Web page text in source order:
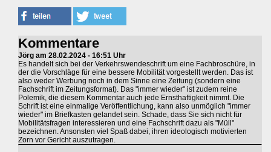
Kommentare
Jörg am 28.02.2024 - 16:51 Uhr
Es handelt sich bei der Verkehrswendeschrift um eine Fachbroschüre, in
der die Vorschläge für eine bessere Mobilität vorgestellt werden. Das ist
also weder Werbung noch in dem Sinne eine Zeitung (sondern eine
Fachschrift im Zeitungsformat). Das "immer wieder" ist zudem reine
Polemik, die diesem Kommentar auch jede Ernsthaftigkeit nimmt. Die
Schrift ist eine einmalige Veröffentlichung, kann also unmöglich "immer
wieder" im Briefkasten gelandet sein. Schade, dass Sie sich nicht für
Mobilitätsfragen interessieren und eine Fachschrift dazu als "Müll"
bezeichnen. Ansonsten viel Spaß dabei, ihren ideologisch motivierten
Zorn vor Gericht auszutragen.